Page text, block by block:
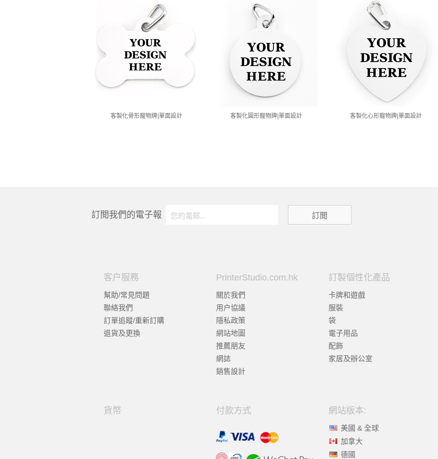
客製化骨形寵物牌|單面設計 客製化圓形寵物牌|單面設計 客製化心形寵物牌|單面設計
訂閲我們的電子報
客户服務
幫助/常見問題
聯絡我們
訂單追蹤/重新訂購
退貨及更換
PrinterStudio.com.hk
關於我們
用户協議
隱私政策
網站地圖
推薦朋友
網誌
銷售設計
訂製個性化產品
卡牌和遊戲
服裝
袋
電子用品
配飾
家居及辦公室
貨幣 付款方式 網站版本:
美國 & 全球
加拿大
德國